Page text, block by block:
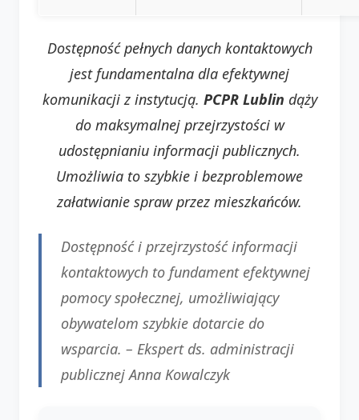
Dostępność pełnych danych kontaktowych
jest fundamentalna dla efektywnej
komunikacji z instytucją. PCPR Lublin dąży
do maksymalnej przejrzystości w
udostępnianiu informacji publicznych.
Umożliwia to szybkie i bezproblemowe
załatwianie spraw przez mieszkańców.
Dostępność i przejrzystość informacji
kontaktowych to fundament efektywnej
pomocy społecznej, umożliwiający
obywatelom szybkie dotarcie do
wsparcia. – Ekspert ds. administracji
publicznej Anna Kowalczyk